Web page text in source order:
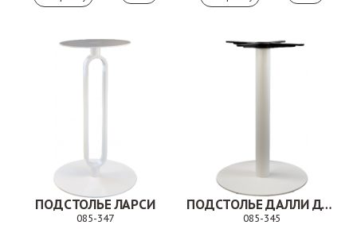
ПОДСТОЛЬЕ ЛАРСИ
085-347
ПОДСТОЛЬЕ ДАЛЛИ ДУО
085-345